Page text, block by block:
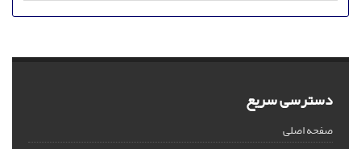
دسترسی سریع
صفحه اصلی